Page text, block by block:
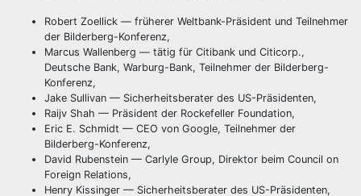
Robert Zoellick — früherer Weltbank-Präsident und Teilnehmer
der Bilderberg-Konferenz,
Marcus Wallenberg — tätig für Citibank und Citicorp.,
Deutsche Bank, Warburg-Bank, Teilnehmer der Bilderberg-
Konferenz,
Jake Sullivan — Sicherheitsberater des US-Präsidenten,
Raijv Shah — Präsident der Rockefeller Foundation,
Eric E. Schmidt — CEO von Google, Teilnehmer der
Bilderberg-Konferenz,
David Rubenstein — Carlyle Group, Direktor beim Council on
Foreign Relations,
Henry Kissinger — Sicherheitsberater des US-Präsidenten,